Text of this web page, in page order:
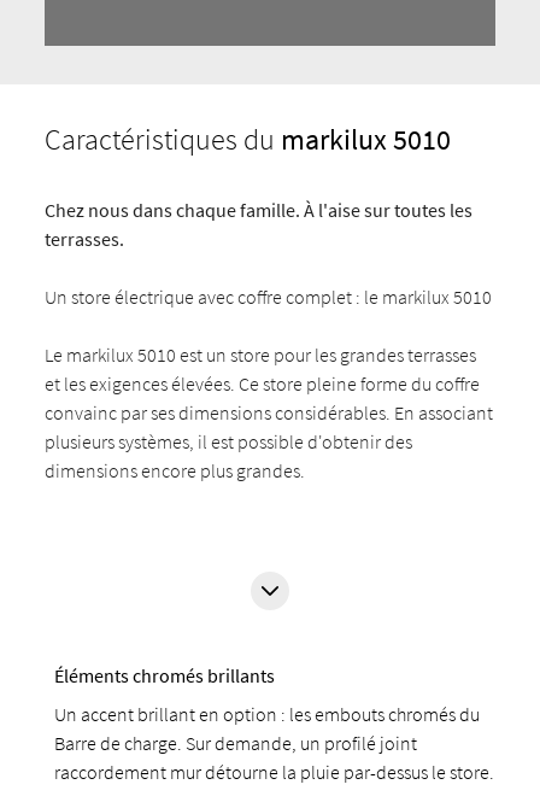
Caractéristiques du markilux 5010
Chez nous dans chaque famille. À l'aise sur toutes les
terrasses.
Un store électrique avec coffre complet : le markilux 5010
Le markilux 5010 est un store pour les grandes terrasses
et les exigences élevées. Ce store pleine forme du coffre
convainc par ses dimensions considérables. En associant
plusieurs systèmes, il est possible d'obtenir des
dimensions encore plus grandes.
Éléments chromés brillants
Un accent brillant en option : les embouts chromés du
Barre de charge. Sur demande, un profilé joint
raccordement mur détourne la pluie par-dessus le store.